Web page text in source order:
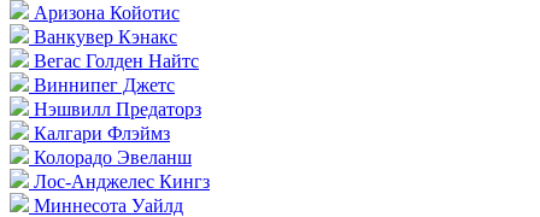
Аризона Койотис
Ванкувер Кэнакс
Вегас Голден Найтс
Виннипег Джетс
Нэшвилл Предаторз
Калгари Флэймз
Колорадо Эвеланш
Лос-Анджелес Кингз
Миннесота Уайлд